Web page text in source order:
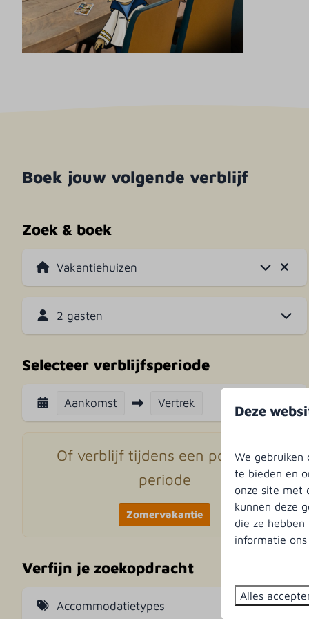
Boek jouw volgende verblijf
Zoek & boek
2 gasten
Selecteer verblijfsperiode
Aankomst Vertrek
Of verblijf tijdens een populaire
periode
Zomervakantie
Verfijn je zoekopdracht
Accommodatietypes
Deze
We gebruiken
te bieden en
onze site met
kunnen deze
die ze
informatie ons
Alles